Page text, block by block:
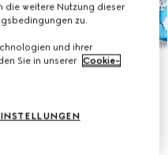
die weitere Nutzung dieser
zu.
und ihrer
Sie in unserer Cookie-